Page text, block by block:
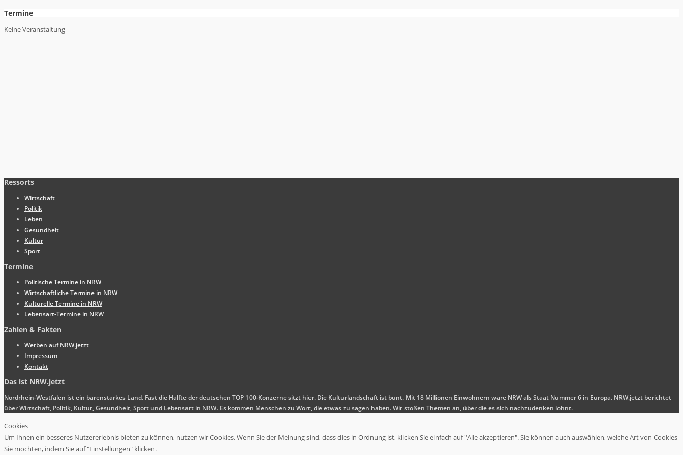
Termine
Keine Veranstaltung
Ressorts
Wirtschaft
Politik
Leben
Gesundheit
Kultur
Sport
Termine
Politische Termine in NRW
Wirtschaftliche Termine in NRW
Kulturelle Termine in NRW
Lebensart-Termine in NRW
Zahlen & Fakten
Werben auf NRW.jetzt
Impressum
Kontakt
Das ist NRW.jetzt
Nordrhein-Westfalen ist ein bärenstarkes Land. Fast die Hälfte der deutschen TOP 100-Konzerne sitzt hier. Die Kulturlandschaft ist bunt. Mit 18 Millionen Einwohnern wäre NRW als Staat Nummer 6 in Europa. NRW.jetzt berichtet
über Wirtschaft, Politik, Kultur, Gesundheit, Sport und Lebensart in NRW. Es kommen Menschen zu Wort, die etwas zu sagen haben. Wir stoßen Themen an, über die es sich nachzudenken lohnt.
Cookies
Um Ihnen ein besseres Nutzererlebnis bieten zu können, nutzen wir Cookies. Wenn Sie der Meinung sind, dass dies in Ordnung ist, klicken Sie einfach auf "Alle akzeptieren". Sie können auch auswählen, welche Art von Cookies
Sie möchten, indem Sie auf "Einstellungen" klicken.